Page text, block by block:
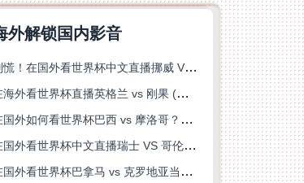
外解锁国内影音
别慌！在国外看世界杯中文直播挪威 VS 英格兰仅限中国大陆？这篇指南帮你搞定
在海外看世界杯直播英格兰 vs 刚果 (金)当前地区不可播放？这篇指南帮你突破所有限制
在国外如何看世界杯巴西 vs 摩洛哥？海外党专属体育观赛指南来了
在国外看世界杯中文直播瑞士 VS 哥伦比亚当前地区不可播放？这篇指南帮你搞定
在国外看世界杯巴拿马 vs 克罗地亚当前地区不可播放？这篇指南帮你轻松解决海外体育直播难题